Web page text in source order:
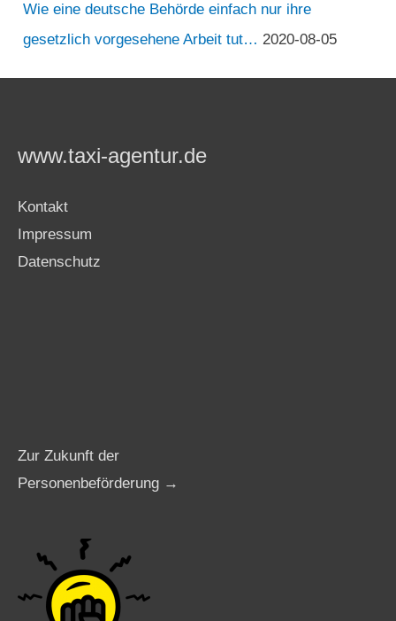
Wie eine deutsche Behörde einfach nur ihre
gesetzlich vorgesehene Arbeit tut… 2020-08-05
www.taxi-agentur.de
Kontakt
Impressum
Datenschutz
Zur Zukunft der
Personenbeförderung →